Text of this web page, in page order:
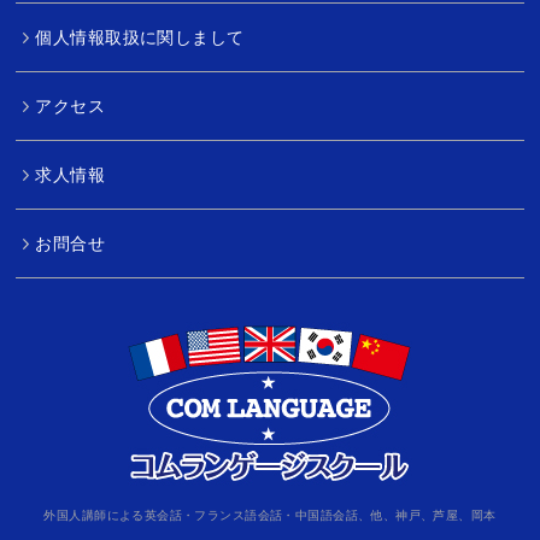
個人情報取扱に関しまして
アクセス
求人情報
お問合せ
外国人講師による英会話・フランス語会話・中国語会話、他、神戸、芦屋、岡本